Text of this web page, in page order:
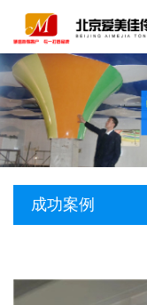
成功案例